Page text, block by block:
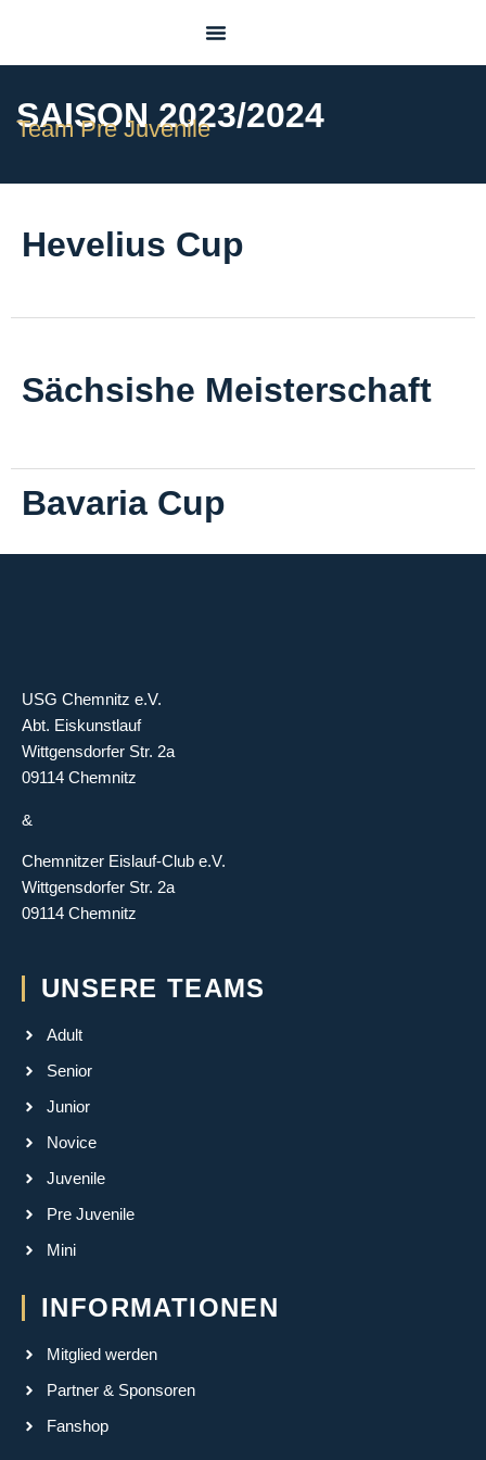
SAISON 2023/2024
Team Pre Juvenile
Hevelius Cup
Sächsishe Meisterschaft
Bavaria Cup
USG Chemnitz e.V.
Abt. Eiskunstlauf
Wittgensdorfer Str. 2a
09114 Chemnitz
&
Chemnitzer Eislauf-Club e.V.
Wittgensdorfer Str. 2a
09114 Chemnitz
UNSERE TEAMS
Adult
Senior
Junior
Novice
Juvenile
Pre Juvenile
Mini
INFORMATIONEN
Mitglied werden
Partner & Sponsoren
Fanshop